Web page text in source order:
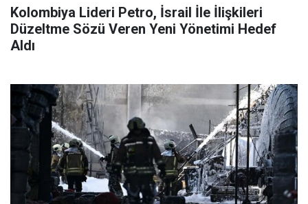
Kolombiya Lideri Petro, İsrail İle İlişkileri
Düzeltme Sözü Veren Yeni Yönetimi Hedef
Aldı